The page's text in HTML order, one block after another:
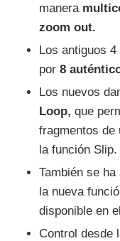
manera
zoom out.
Los antiguos
por 8
Los nuevos
Loop, que
fragmentos de
la función Slip.
También se
la nueva
disponible en
Control desde